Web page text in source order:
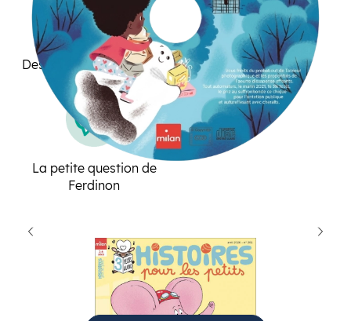
Des jeux pour jouer avec
les sons
La petite question de
Ferdinon